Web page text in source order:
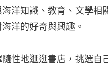
洋知識、教育、文學相
洋的好奇與興趣。
性地逛逛書店，挑選自